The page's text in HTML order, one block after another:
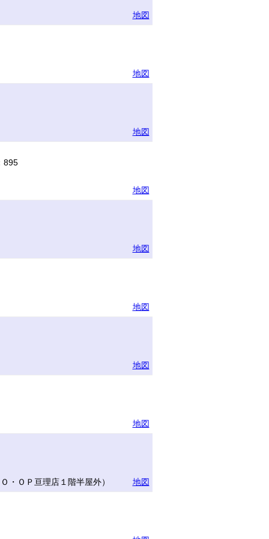
地図
地図
地図
895
地図
地図
地図
地図
地図
ＯＰ亘理店１階半屋外）
地図